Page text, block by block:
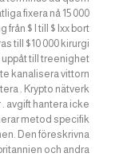
fixera nå 15 000
från $ l till $ lxx bort
till $10 000 kirurgi
uppåt till treenighet
kanalisera vittorn
. Krypto nätverk
avgift hantera icke
metod specifik
Den föreskrivna
och andra